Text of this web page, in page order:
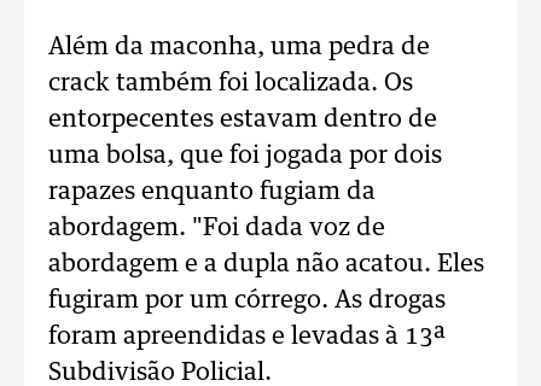
Além da maconha, uma pedra de
crack também foi localizada. Os
entorpecentes estavam dentro de
uma bolsa, que foi jogada por dois
rapazes enquanto fugiam da
abordagem. "Foi dada voz de
abordagem e a dupla não acatou. Eles
fugiram por um córrego. As drogas
foram apreendidas e levadas à 13ª
Subdivisão Policial.